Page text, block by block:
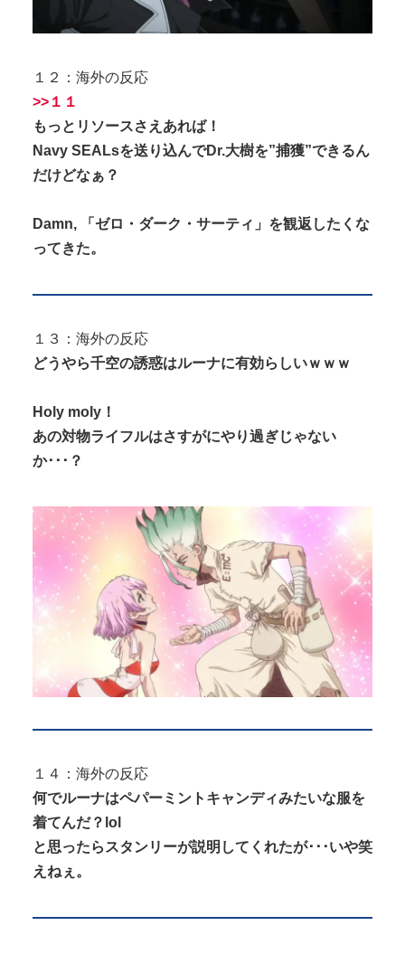
１２：海外の反応
>>１１
もっとリソースさえあれば！
Navy SEALsを送り込んでDr.大樹を”捕獲”できるん
だけどなぁ？
Damn, 「ゼロ・ダーク・サーティ」を観返したくな
ってきた。
１３：海外の反応
どうやら千空の誘惑はルーナに有効らしいｗｗｗ
Holy moly！
あの対物ライフルはさすがにやり過ぎじゃない
か･･･？
１４：海外の反応
何でルーナはペパーミントキャンディみたいな服を
着てんだ？lol
と思ったらスタンリーが説明してくれたが･･･いや笑
えねぇ。